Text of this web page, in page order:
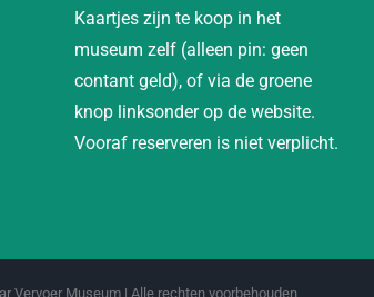
Kaartjes zijn te koop in het
museum zelf (alleen pin: geen
contant geld), of via de groene
knop linksonder op de website.
Vooraf reserveren is niet verplicht.
Vervoer Museum | Alle rechten voorbehouden